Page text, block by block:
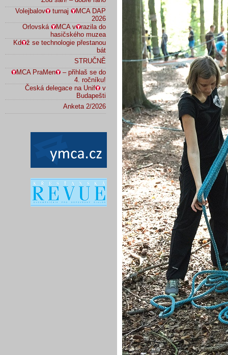
Volejbalov
turnaj
MCA DAP
2026
Orlovská
MCA v
razila do
hasičského muzea
Kd
ž se technologie přestanou
bát
STRUČNĚ
MCA PraMen
– přihlaš se do
4. ročníku!
Česká delegace na Unif
v
Budapešti
Anketa 2/2026